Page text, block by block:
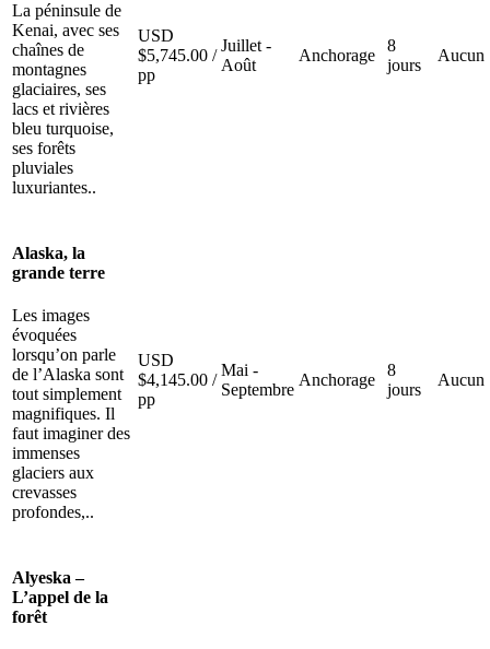
La péninsule de
Kenai, avec ses
chaînes de
montagnes
glaciaires, ses
lacs et rivières
bleu turquoise,
ses forêts
pluviales
luxuriantes..
USD
$5,745.00 /
pp
Juillet -
Août
Anchorage
8
jours
Aucun
Alaska, la
grande terre
Les images
évoquées
lorsqu’on parle
de l’Alaska sont
tout simplement
magnifiques. Il
faut imaginer des
immenses
glaciers aux
crevasses
profondes,..
USD
$4,145.00 /
pp
Mai -
Septembre
Anchorage
8
jours
Aucun
Alyeska –
L’appel de la
forêt